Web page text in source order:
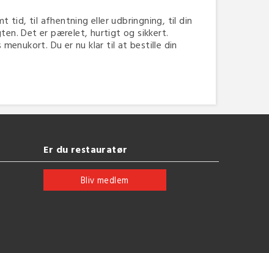
tid, til afhentning eller udbringning, til din
Det er pærelet, hurtigt og sikkert.
Du er nu klar til at bestille din
Er du restauratør
Bliv medlem